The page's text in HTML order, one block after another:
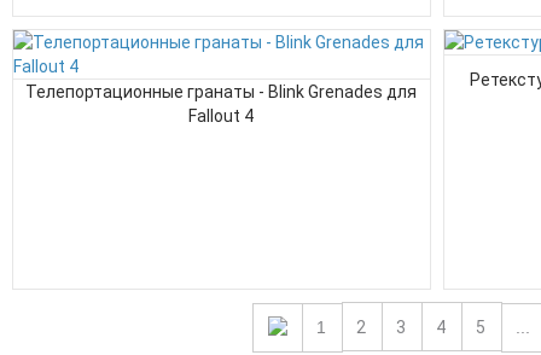
Телепортационные гранаты - Blink Grenades для
Fallout 4
1 2 3 4 5